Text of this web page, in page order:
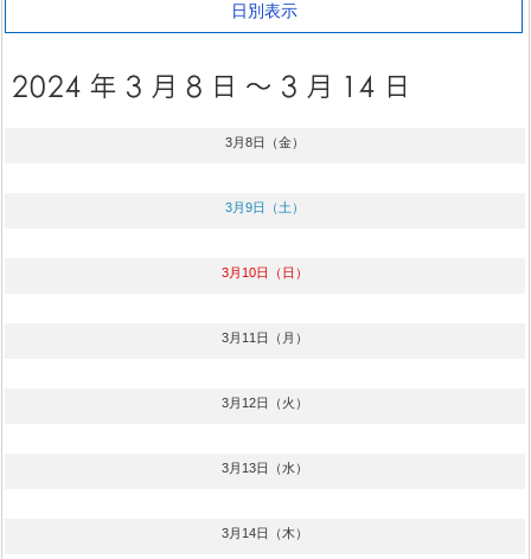
日別表示
3月8日（金）
3月9日（土）
3月10日（日）
3月11日（月）
3月12日（火）
3月13日（水）
3月14日（木）